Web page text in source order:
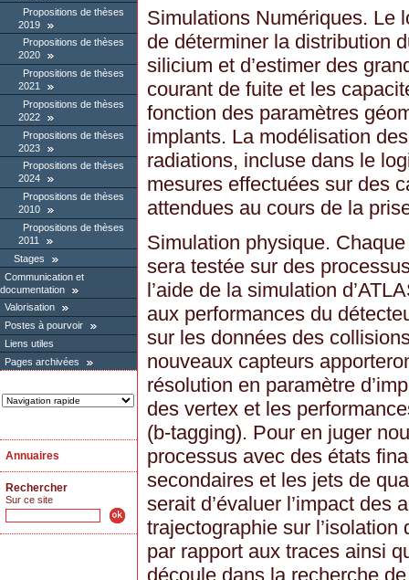
Propositions de thèses
2019
Propositions de thèses
2020
Propositions de thèses
2021
Propositions de thèses
2022
Propositions de thèses
2023
Propositions de thèses
2024
Propositions de thèses
2010
Propositions de thèses
2011
Stages
Communication et
documentation
Valorisation
Postes à pourvoir
Liens utiles
Pages archivées
Annuaires
Rechercher
Sur ce site
Simulations Numériques. Le
de déterminer la distribution
silicium et d’estimer des
courant de fuite et les
fonction des paramètres
implants. La modélisation
radiations, incluse dans le
mesures effectuées sur des
attendues au cours de la
Simulation physique.
sera testée sur des
l’aide de la simulation
aux performances du
sur les données des
nouveaux capteurs
résolution en paramètre
des vertex et les
(b-tagging). Pour en juger
processus avec des états
secondaires et les jets de
serait d’évaluer l’impact des
trajectographie sur
par rapport aux traces ainsi
découle dans la recherche